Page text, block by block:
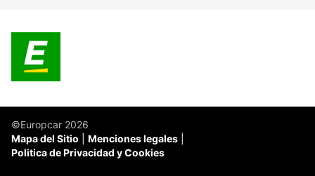
©Europcar 2026
Mapa del Sitio
Menciones legales
Politica de Privacidad y Cookies